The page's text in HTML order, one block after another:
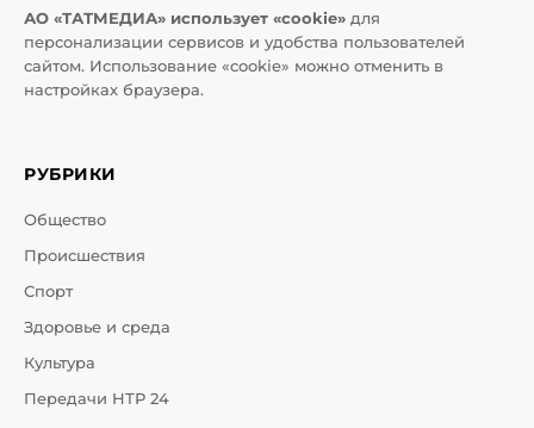
АО «ТАТМЕДИА» использует «cookie» для
персонализации сервисов и удобства пользователей
сайтом. Использование «cookie» можно отменить в
настройках браузера.
РУБРИКИ
Общество
Происшествия
Спорт
Здоровье и среда
Культура
Передачи НТР 24